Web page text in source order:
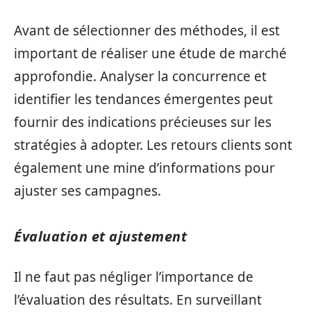
Avant de sélectionner des méthodes, il est
important de réaliser une étude de marché
approfondie. Analyser la concurrence et
identifier les tendances émergentes peut
fournir des indications précieuses sur les
stratégies à adopter. Les retours clients sont
également une mine d’informations pour
ajuster ses campagnes.
Évaluation et ajustement
Il ne faut pas négliger l’importance de
l’évaluation des résultats. En surveillant